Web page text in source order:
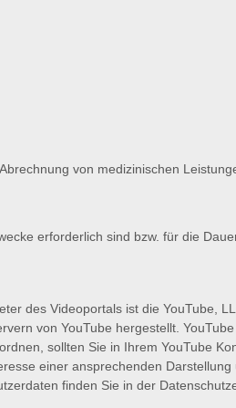
von medizinischen
erforderlich sind bzw. für die
des Videoportals ist die YouTube,
von YouTube hergestellt.
sollten Sie in Ihrem YouTube
einer ansprechenden
finden Sie in der